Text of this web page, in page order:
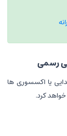
رسمی
یا اکسسوری ها
کرد.